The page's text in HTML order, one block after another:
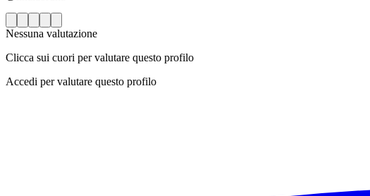
Nessuna valutazione
Clicca sui cuori per valutare questo profilo
Accedi per valutare questo profilo